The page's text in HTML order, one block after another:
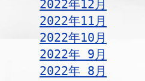
2022年12月
2022年11月
2022年10月
2022年 9月
2022年 8月